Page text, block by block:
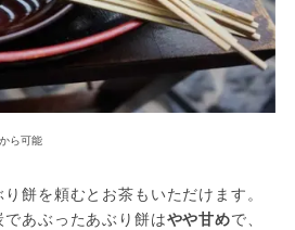
ら可能
餅を頼むとお茶もいただけます。
あぶったあぶり餅はやや甘めで、